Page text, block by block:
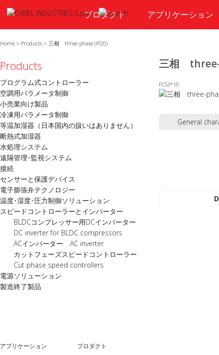
プロダクト アプリケーション
Home > Products > 三相 three-phase (IP20)
三相 three-
FCS3*10
General
Products
プログラム式コントローラー
空調用パラメータ制御
小売業向け製品
冷凍用パラメータ制御
等温加湿器（日本国内の扱いはありません）
断熱式加湿器
水処理システム
遠隔管理･監視システム
接続
センサーと保護デバイス
電子膨張弁テクノロジー
温度･湿度･圧力制御ソリューション
スピードコントローラーとインバーター
BLDCコンプレッサー用DCインバーター
DC inverter for BLDC compressors
ACインバーター AC inverter
カットフェーズスピードコントローラー
Cut phase speed controllers
電源ソリューション
製造終了製品
アプリケーション プロダクト